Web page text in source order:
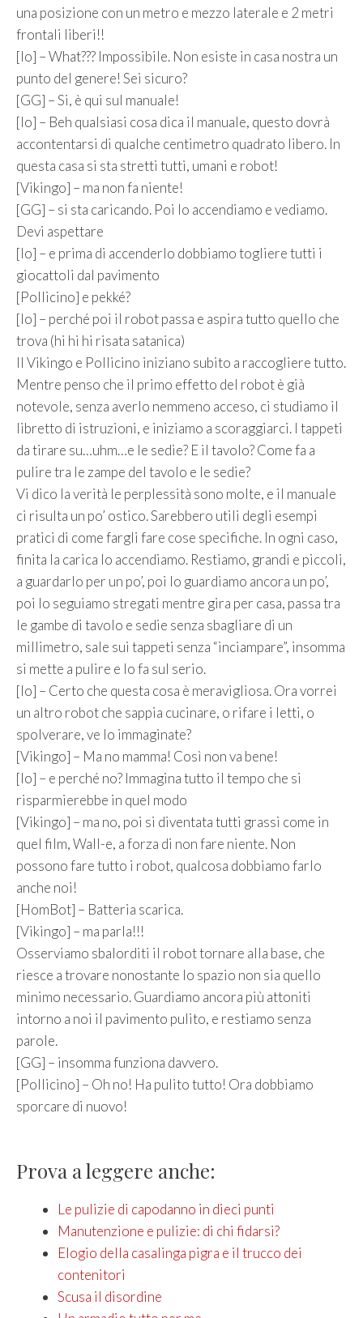
una posizione con un metro e mezzo laterale e 2 metri
frontali liberi!!
[Io] – What??? Impossibile. Non esiste in casa nostra un
punto del genere! Sei sicuro?
[GG] – Si, è qui sul manuale!
[Io] – Beh qualsiasi cosa dica il manuale, questo dovrà
accontentarsi di qualche centimetro quadrato libero. In
questa casa si sta stretti tutti, umani e robot!
[Vikingo] – ma non fa niente!
[GG] – si sta caricando. Poi lo accendiamo e vediamo.
Devi aspettare
[Io] – e prima di accenderlo dobbiamo togliere tutti i
giocattoli dal pavimento
[Pollicino] e pekké?
[Io] – perché poi il robot passa e aspira tutto quello che
trova (hi hi hi risata satanica)
Il Vikingo e Pollicino iniziano subito a raccogliere tutto.
Mentre penso che il primo effetto del robot è già
notevole, senza averlo nemmeno acceso, ci studiamo il
libretto di istruzioni, e iniziamo a scoraggiarci. I tappeti
da tirare su…uhm…e le sedie? E il tavolo? Come fa a
pulire tra le zampe del tavolo e le sedie?
Vi dico la verità le perplessità sono molte, e il manuale
ci risulta un po’ ostico. Sarebbero utili degli esempi
pratici di come fargli fare cose specifiche. In ogni caso,
finita la carica lo accendiamo. Restiamo, grandi e piccoli,
a guardarlo per un po’, poi lo guardiamo ancora un po’,
poi lo seguiamo stregati mentre gira per casa, passa tra
le gambe di tavolo e sedie senza sbagliare di un
millimetro, sale sui tappeti senza “inciampare”, insomma
si mette a pulire e lo fa sul serio.
[Io] – Certo che questa cosa è meravigliosa. Ora vorrei
un altro robot che sappia cucinare, o rifare i letti, o
spolverare, ve lo immaginate?
[Vikingo] – Ma no mamma! Così non va bene!
[Io] – e perché no? Immagina tutto il tempo che si
risparmierebbe in quel modo
[Vikingo] – ma no, poi si diventata tutti grassi come in
quel film, Wall-e, a forza di non fare niente. Non
possono fare tutto i robot, qualcosa dobbiamo farlo
anche noi!
[HomBot] – Batteria scarica.
[Vikingo] – ma parla!!!
Osserviamo sbalorditi il robot tornare alla base, che
riesce a trovare nonostante lo spazio non sia quello
minimo necessario. Guardiamo ancora più attoniti
intorno a noi il pavimento pulito, e restiamo senza
parole.
[GG] – insomma funziona davvero.
[Pollicino] – Oh no! Ha pulito tutto! Ora dobbiamo
sporcare di nuovo!
Prova a leggere anche:
Le pulizie di capodanno in dieci punti
Manutenzione e pulizie: di chi fidarsi?
Elogio della casalinga pigra e il trucco dei
contenitori
Scusa il disordine